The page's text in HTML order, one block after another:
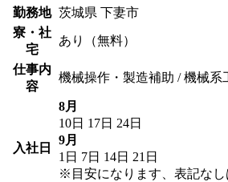
勤務地 茨城県 下妻市
寮・社
宅
あり（無料）
仕事内
容
機械操作・製造補助 / 機械系
入社日
8月
10日 17日 24日
9月
1日 7日 14日 21日
※目安になります、表記なし